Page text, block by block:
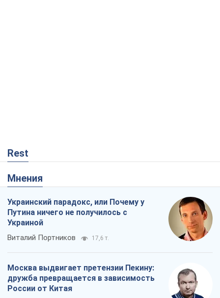
Rest
Мнения
Украинский парадокс, или Почему у
Путина ничего не получилось с
Украиной
Виталий Портников 17,6 т.
Москва выдвигает претензии Пекину:
дружба превращается в зависимость
России от Китая